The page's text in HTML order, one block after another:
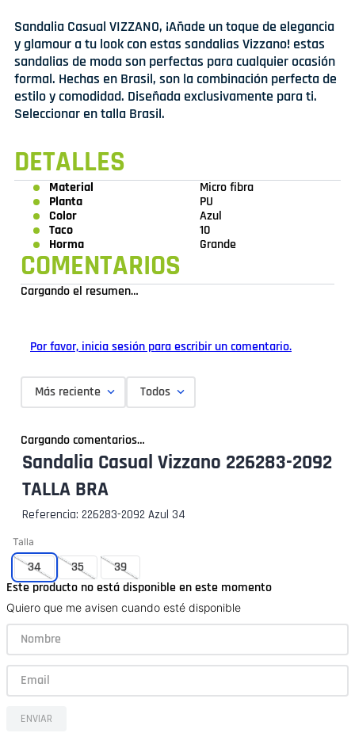
Sandalia Casual VIZZANO, ¡Añade un toque de elegancia
y glamour a tu look con estas sandalias Vizzano! estas
sandalias de moda son perfectas para cualquier ocasión
formal. Hechas en Brasil, son la combinación perfecta de
estilo y comodidad. Diseñada exclusivamente para ti.
Seleccionar en talla Brasil.
DETALLES
Material
Micro fibra
Planta
PU
Color
Azul
Taco
10
Horma
Grande
COMENTARIOS
Cargando el resumen…
Por favor, inicia sesión para escribir un comentario.
Más reciente Todos
Cargando comentarios…
Sandalia Casual Vizzano 226283-2092
TALLA BRA
Referencia: 226283-2092 Azul 34
Talla
34 35
39
Este producto no está disponible en este momento
Quiero que me avisen cuando esté disponible
ENVIAR